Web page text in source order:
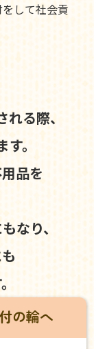
して社会貢
る際、
。
品を
なり、
の輪へ